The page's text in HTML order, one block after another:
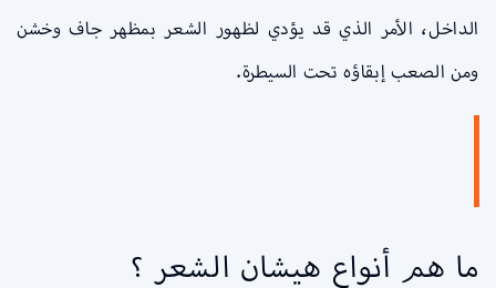
الداخل، الأمر الذي قد يؤدي لظهور الشعر بمظهر جاف وخشن
ومن الصعب إبقاؤه تحت السيطرة.
ما هم أنواع هيشان الشعر ؟